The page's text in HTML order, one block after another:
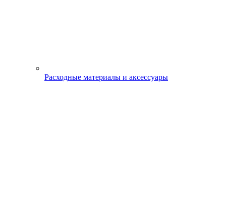
Расходные материалы и аксессуары